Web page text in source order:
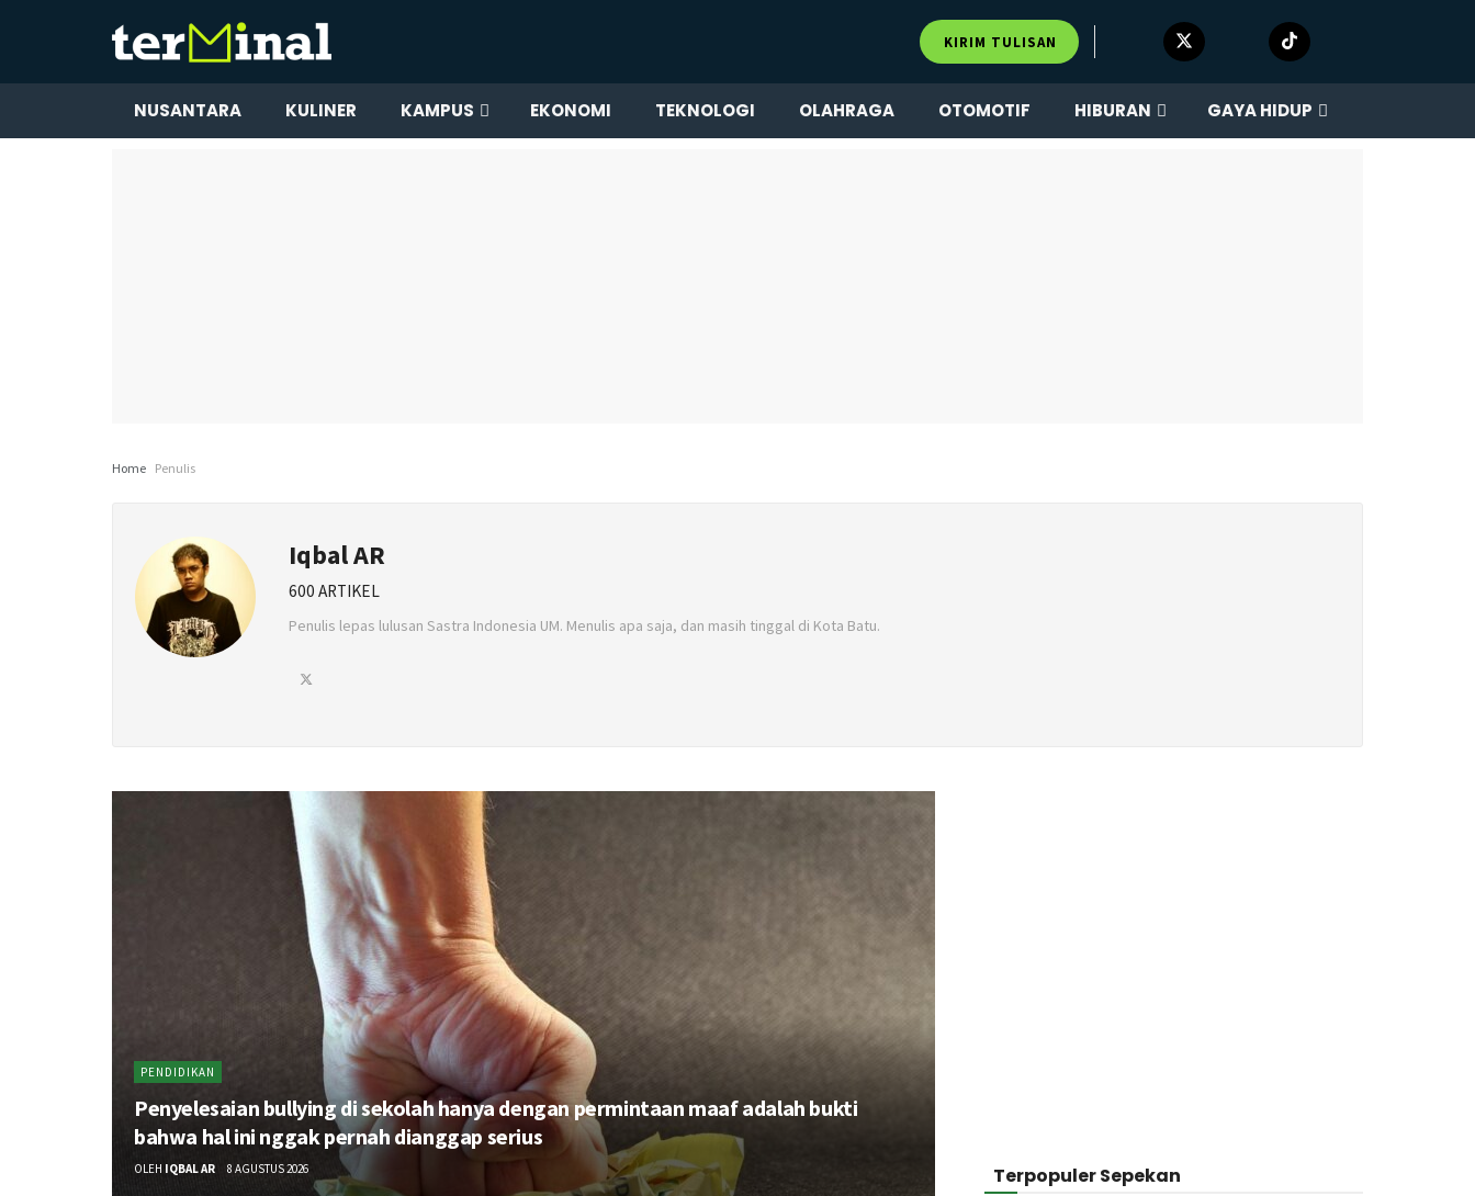
KIRIM TULISAN
NUSANTARA KULINER KAMPUS EKONOMI TEKNOLOGI OLAHRAGA OTOMOTIF HIBURAN GAYA HIDUP
Home Penulis
Iqbal AR
600 ARTIKEL
Penulis lepas lulusan Sastra Indonesia UM. Menulis apa saja, dan masih tinggal di Kota Batu.
PENDIDIKAN
Penyelesaian bullying di sekolah hanya dengan permintaan maaf adalah bukti
bahwa hal ini nggak pernah dianggap serius
OLEH IQBAL AR 8 AGUSTUS 2026 Terpopuler Sepekan